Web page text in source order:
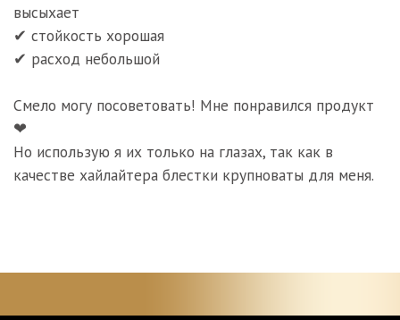
высыхает
✔ стойкость хорошая
✔ расход небольшой
Смело могу посоветовать! Мне понравился продукт
❤
Но использую я их только на глазах, так как в
качестве хайлайтера блестки крупноваты для меня.